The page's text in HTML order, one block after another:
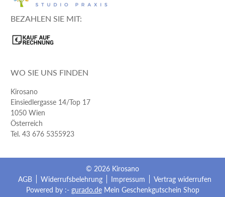
BEZAHLEN SIE MIT:
WO SIE UNS FINDEN
Kirosano
Einsiedlergasse 14/Top 17
1050 Wien
Österreich
Tel. 43 676 5355923
© 2026 Kirosano
AGB
Widerrufsbelehrung Impressum
Vertrag widerrufen
Powered by :- gurado.de Mein Geschenkgutschein Shop